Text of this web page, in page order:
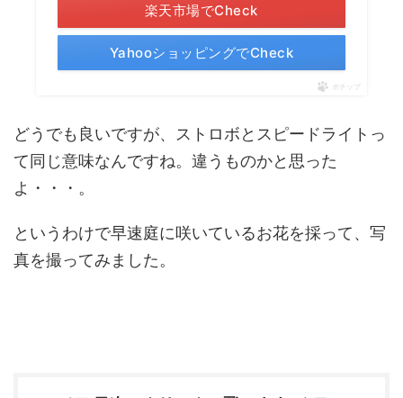
楽天市場でCheck
YahooショッピングでCheck
ポチップ
どうでも良いですが、ストロボとスピードライトっ
て同じ意味なんですね。違うものかと思った
よ・・・。
というわけで早速庭に咲いているお花を採って、写
真を撮ってみました。